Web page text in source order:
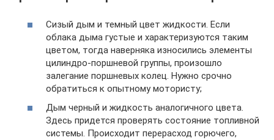
Сизый дым и темный цвет жидкости. Если
облака дыма густые и характеризуются таким
цветом, тогда наверняка износились элементы
цилиндро-поршневой группы, произошло
залегание поршневых колец. Нужно срочно
обратиться к опытному мотористу;
Дым черный и жидкость аналогичного цвета.
Здесь придется проверять состояние топливной
системы. Происходит перерасход горючего,